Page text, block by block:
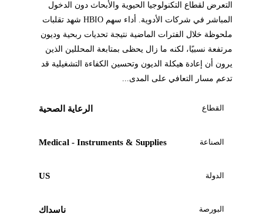
التعرض لقطاع التكنولوجيا الحيوية والأبحاث دون الدخول
المباشر في شركات الأدوية. أداء سهم HBIO شهد تقلبات
ملحوظة خلال الفترات الماضية نتيجة تحديات ربحية وديون
مرتفعة نسبيًا، لكنه ما زال يحظى بمتابعة المحللين الذين
يرون أن إعادة هيكلة الديون وتحسين الكفاءة التشغيلية قد
تدعم مسار التعافي على المدى...
القطاع الرعاية الصحية
الصناعة Medical - Instruments & Supplies
الدولة US
البورصة ناسداك